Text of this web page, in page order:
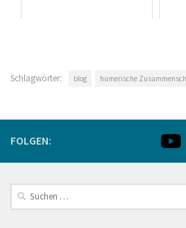
Schlagwörter: blog humerische
FOLGEN:
Suchen
nach: